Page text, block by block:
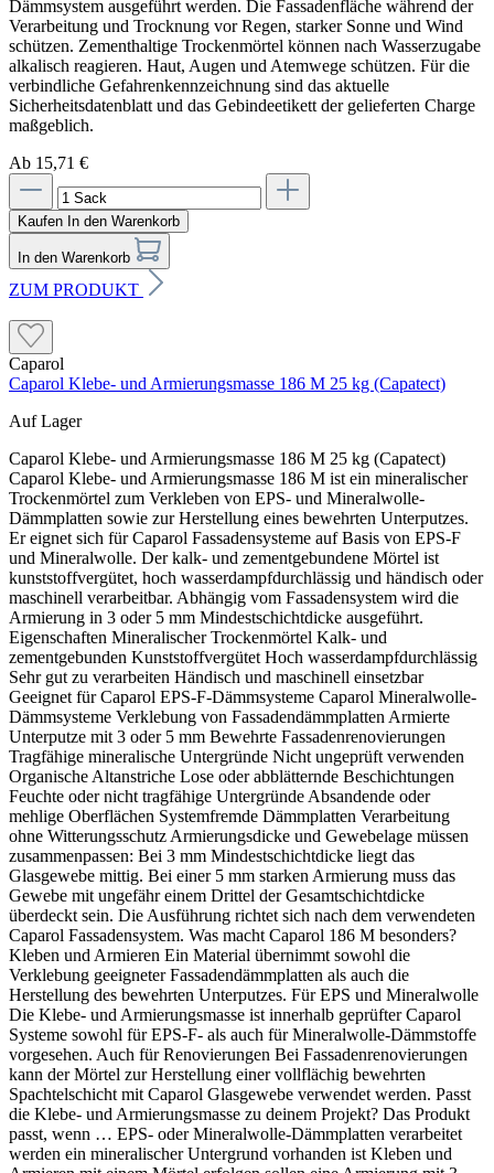
Ab 15,71 €
Kaufen In den Warenkorb
In den Warenkorb
ZUM PRODUKT
Caparol
Caparol Klebe- und Armierungsmasse 186 M 25 kg (Capatect)
Auf Lager
Caparol Klebe- und Armierungsmasse 186 M 25 kg (Capatect)
Caparol Klebe- und Armierungsmasse 186 M ist ein mineralischer
Trockenmörtel zum Verkleben von EPS- und Mineralwolle-
Dämmplatten sowie zur Herstellung eines bewehrten Unterputzes.
Er eignet sich für Caparol Fassadensysteme auf Basis von EPS-F
und Mineralwolle. Der kalk- und zementgebundene Mörtel ist
kunststoffvergütet, hoch wasserdampfdurchlässig und händisch oder
maschinell verarbeitbar. Abhängig vom Fassadensystem wird die
Armierung in 3 oder 5 mm Mindestschichtdicke ausgeführt.
Eigenschaften Mineralischer Trockenmörtel Kalk- und
zementgebunden Kunststoffvergütet Hoch wasserdampfdurchlässig
Sehr gut zu verarbeiten Händisch und maschinell einsetzbar
Geeignet für Caparol EPS-F-Dämmsysteme Caparol Mineralwolle-
Dämmsysteme Verklebung von Fassadendämmplatten Armierte
Unterputze mit 3 oder 5 mm Bewehrte Fassadenrenovierungen
Tragfähige mineralische Untergründe Nicht ungeprüft verwenden
Organische Altanstriche Lose oder abblätternde Beschichtungen
Feuchte oder nicht tragfähige Untergründe Absandende oder
mehlige Oberflächen Systemfremde Dämmplatten Verarbeitung
ohne Witterungsschutz Armierungsdicke und Gewebelage müssen
zusammenpassen: Bei 3 mm Mindestschichtdicke liegt das
Glasgewebe mittig. Bei einer 5 mm starken Armierung muss das
Gewebe mit ungefähr einem Drittel der Gesamtschichtdicke
überdeckt sein. Die Ausführung richtet sich nach dem verwendeten
Caparol Fassadensystem. Was macht Caparol 186 M besonders?
Kleben und Armieren Ein Material übernimmt sowohl die
Verklebung geeigneter Fassadendämmplatten als auch die
Herstellung des bewehrten Unterputzes. Für EPS und Mineralwolle
Die Klebe- und Armierungsmasse ist innerhalb geprüfter Caparol
Systeme sowohl für EPS-F- als auch für Mineralwolle-Dämmstoffe
vorgesehen. Auch für Renovierungen Bei Fassadenrenovierungen
kann der Mörtel zur Herstellung einer vollflächig bewehrten
Spachtelschicht mit Caparol Glasgewebe verwendet werden. Passt
die Klebe- und Armierungsmasse zu deinem Projekt? Das Produkt
passt, wenn … EPS- oder Mineralwolle-Dämmplatten verarbeitet
werden ein mineralischer Untergrund vorhanden ist Kleben und